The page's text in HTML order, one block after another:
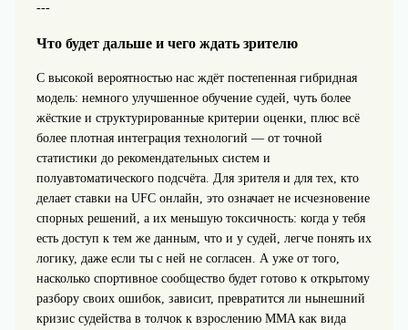
---
Что будет дальше и чего ждать зрителю
С высокой вероятностью нас ждёт постепенная гибридная
модель: немного улучшенное обучение судей, чуть более
жёсткие и структурированные критерии оценки, плюс всё
более плотная интеграция технологий — от точной
статистики до рекомендательных систем и
полуавтоматического подсчёта. Для зрителя и для тех, кто
делает ставки на UFC онлайн, это означает не исчезновение
спорных решений, а их меньшую токсичность: когда у тебя
есть доступ к тем же данным, что и у судей, легче понять их
логику, даже если ты с ней не согласен. А уже от того,
насколько спортивное сообщество будет готово к открытому
разбору своих ошибок, зависит, превратится ли нынешний
кризис судейства в толчок к взрослению MMA как вида